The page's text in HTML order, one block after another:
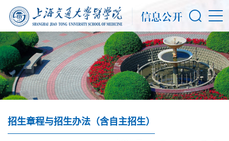
招生章程与招生办法（含自主招生）